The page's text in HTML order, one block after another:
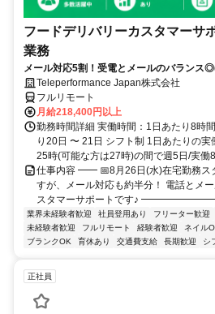
フードデリバリーカスタマーサ
業務
メール対応5割！受電とメールのバランス
Teleperformance Japan株式会社
フルリモート
月給218,400円以上
勤務時間詳細 実働時間：1日あたり8時
り20日 〜 21日 シフト制 1日あたりの
25時(可能な方は27時)の間で週5日/実働8
仕事内容 ━━ 📅8月26日(水)在宅勤務
すが、メール対応も約半分！ 電話とメ
スタマーサポートです♪
業界未経験者歓迎 社員登用あり フリーター歓迎
未経験者歓迎
フルリモート 経験者歓迎 ネイル
ブランクOK
育休あり 交通費支給 長期歓迎 シ
正社員